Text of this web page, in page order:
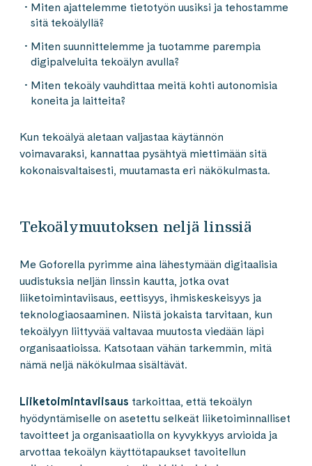
Miten ajattelemme tietotyön uusiksi ja tehostamme
sitä tekoälyllä?
Miten suunnittelemme ja tuotamme parempia
digipalveluita tekoälyn avulla?
Miten tekoäly vauhdittaa meitä kohti autonomisia
koneita ja laitteita?
Kun tekoälyä aletaan valjastaa käytännön
voimavaraksi, kannattaa pysähtyä miettimään sitä
kokonaisvaltaisesti, muutamasta eri näkökulmasta.
Tekoälymuutoksen neljä linssiä
Me Goforella pyrimme aina lähestymään digitaalisia
uudistuksia neljän linssin kautta, jotka ovat
liiketoimintaviisaus, eettisyys, ihmiskeskeisyys ja
teknologiaosaaminen. Niistä jokaista tarvitaan, kun
tekoälyyn liittyvää valtavaa muutosta viedään läpi
organisaatioissa. Katsotaan vähän tarkemmin, mitä
nämä neljä näkökulmaa sisältävät.
Liiketoimintaviisaus tarkoittaa, että tekoälyn
hyödyntämiselle on asetettu selkeät liiketoiminnalliset
tavoitteet ja organisaatiolla on kyvykkyys arvioida ja
arvottaa tekoälyn käyttötapaukset tavoitellun